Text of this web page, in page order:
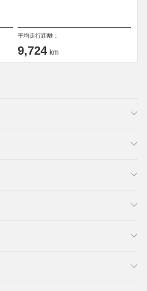
平均走行距離：
9,724 km